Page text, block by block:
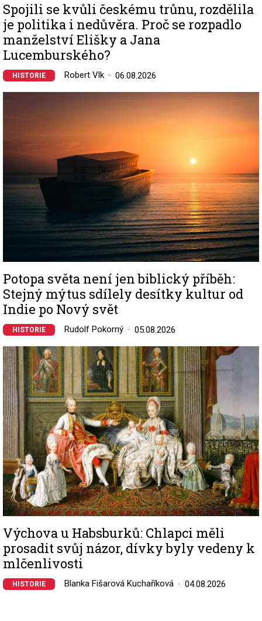
Spojili se kvůli českému trůnu, rozdělila
je politika i nedůvěra. Proč se rozpadlo
manželství Elišky a Jana
Lucemburského?
HISTORIE Robert Vlk 06.08.2026
Potopa světa není jen biblický příběh:
Stejný mýtus sdílely desítky kultur od
Indie po Nový svět
HISTORIE Rudolf Pokorný 05.08.2026
Image
Výchova u Habsburků: Chlapci měli
prosadit svůj názor, dívky byly vedeny k
mlčenlivosti
HISTORIE Blanka Fišarová Kuchaříková 04.08.2026